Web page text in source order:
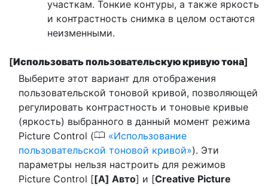
участкам. Тонкие контуры, а также яркость
и контрастность снимка в целом остаются
неизменными.
[Использовать пользовательскую кривую тона]
Выберите этот вариант для отображения
пользовательской тоновой кривой, позволяющей
регулировать контрастность и тоновые кривые
(яркость) выбранного в данный момент режима
Picture Control (0
Использование
пользовательской тоновой кривой ). Эти
параметры нельзя настроить для режимов
Picture Control [[А] Авто] и [Creative Picture